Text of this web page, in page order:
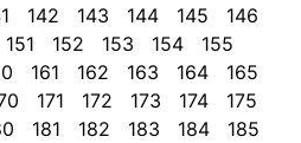
142 143 144 145
146
151 152 153 154
155
161 162 163 164
165
171 172 173 174
175
181 182 183 184
185